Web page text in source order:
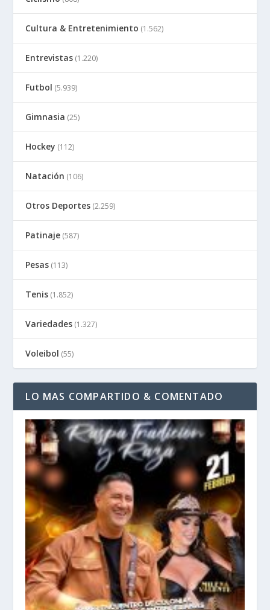
Cultura & Entretenimiento (1.562)
Entrevistas (1.220)
Futbol (5.939)
Gimnasia (25)
Hockey (112)
Natación (106)
Otros Deportes (2.259)
Patinaje (587)
Pesas (113)
Tenis (1.852)
Variedades (1.327)
Voleibol (55)
LO MAS COMPARTIDO & COMENTADO